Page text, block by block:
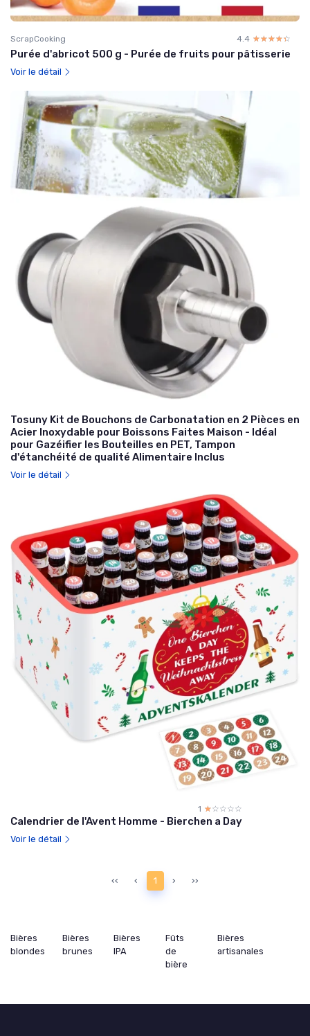
ScrapCooking 4.4 ☆☆☆☆☆
★★★★★
Purée d'abricot 500 g - Purée de fruits pour pâtisserie
Voir le détail
Tosuny Kit de Bouchons de Carbonatation en 2 Pièces en
Acier Inoxydable pour Boissons Faites Maison - Idéal
pour Gazéifier les Bouteilles en PET, Tampon
d'étanchéité de qualité Alimentaire Inclus
Voir le détail
1 ☆☆☆☆☆
★★★★★
Calendrier de l'Avent Homme - Bierchen a Day
Voir le détail
‹‹ ‹ 1 › ››
Bières
blondes
Bières
brunes
Bières
IPA
Fûts
de
bière
Bières
artisanales